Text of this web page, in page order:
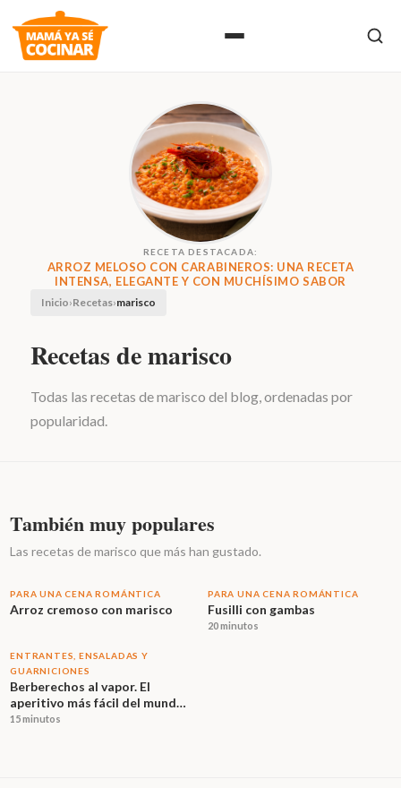
RECETA DESTACADA:
ARROZ MELOSO CON CARABINEROS: UNA RECETA
INTENSA, ELEGANTE Y CON MUCHÍSIMO SABOR
Inicio›Recetas›marisco
Recetas de marisco
Todas las recetas de marisco del blog, ordenadas por
popularidad.
También muy populares
Las recetas de marisco que más han gustado.
PARA UNA CENA ROMÁNTICA
Arroz cremoso con marisco
PARA UNA CENA ROMÁNTICA
Fusilli con gambas
20 minutos
ENTRANTES, ENSALADAS Y
GUARNICIONES
Berberechos al vapor. El
aperitivo más fácil del mundo
cuando el producto es bueno
15 minutos